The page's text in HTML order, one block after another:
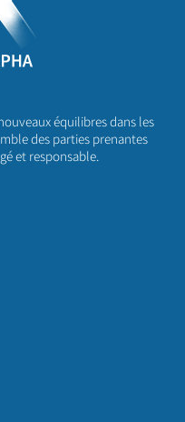
équilibres dans les
des parties prenantes
et responsable.